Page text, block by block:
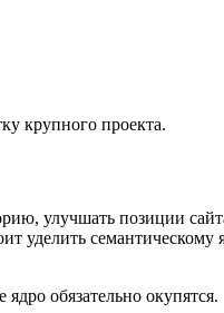
крупного проекта.
улучшать позиции
уделить семантическому
обязательно окупятся.